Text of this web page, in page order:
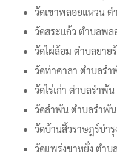
วัดเขาพลอยแหวน
วัดสระแก้ว ตำบลพล
วัดไผ่ล้อม ตำบลยาย
วัดท่าศาลา ตำบลรำ
วัดไร่เก่า ตำบลรำพัน
วัดลำพัน ตำบลรำพัน
วัดบ้านสิ้วราษฎร์บำ
วัดแพร่งขาหยั่ง ตำบ